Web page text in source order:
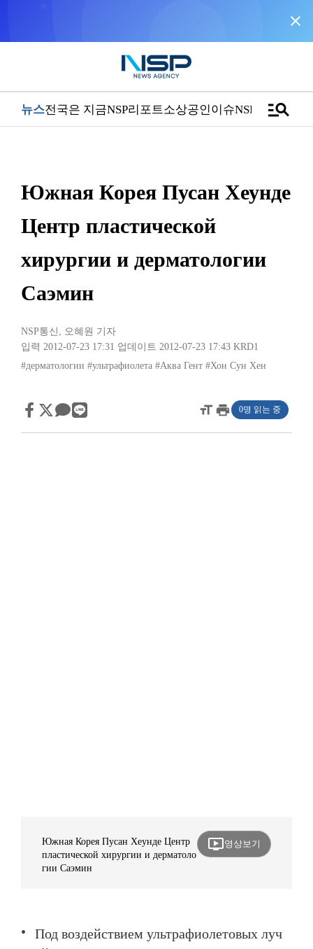
close
뉴스전국은 지금NSP리포트소상공인이슈NSPTVmanage_search
Южная Корея Пусан Хеунде
Центр пластической
хирургии и дерматологии
Саэмин
NSP통신 , 오혜원 기자
입력 2012-07-23 17:31 업데이트 2012-07-23 17:43 KRD1
#дерматологии #ультрафиолета #Аква Гент #Хон Сун Хен
format_sizeprint 0명 읽는 중
Южная Корея Пусан Хеунде Центр
пластической хирургии и дерматоло
гии Саэмин
ondemand_video영상보기
Под воздействием ультрафиолетовых луч